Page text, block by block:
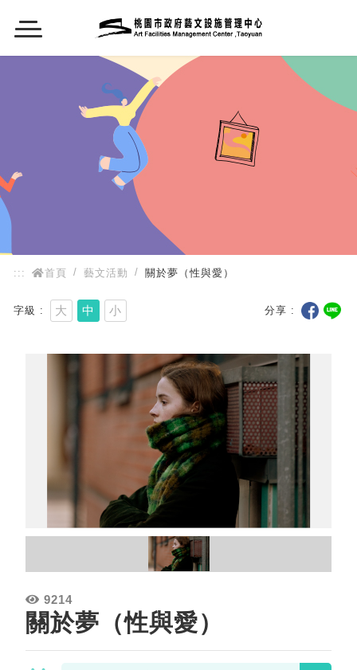
::: 首頁 藝文活動 關於夢（性與愛）
字級 大 中 小 分享
9214
關於夢（性與愛）